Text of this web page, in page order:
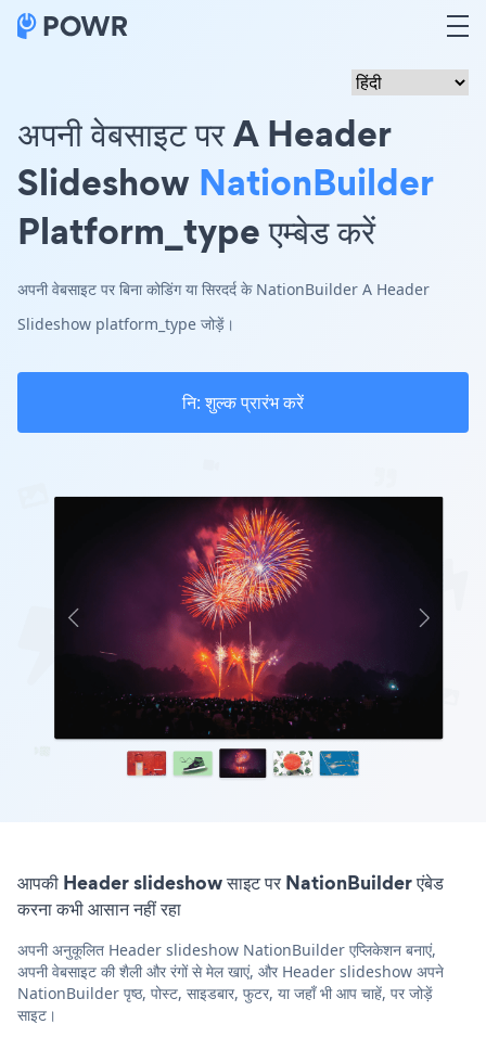
अपनी वेबसाइट पर A Header
Slideshow NationBuilder
Platform_type एम्बेड करें
अपनी वेबसाइट पर बिना कोडिंग या सिरदर्द के NationBuilder A Header
Slideshow platform_type जोड़ें।
नि: शुल्क प्रारंभ करें
आपकी Header slideshow साइट पर NationBuilder एंबेड
करना कभी आसान नहीं रहा
अपनी अनुकूलित Header slideshow NationBuilder एप्लिकेशन बनाएं,
अपनी वेबसाइट की शैली और रंगों से मेल खाएं, और Header slideshow अपने
NationBuilder पृष्ठ, पोस्ट, साइडबार, फुटर, या जहाँ भी आप चाहें, पर जोड़ें
साइट।